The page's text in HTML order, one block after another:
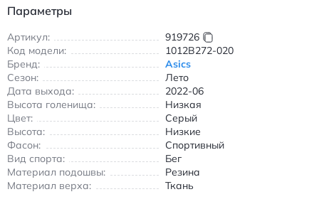
добавляет устойчивость и легкость при беге. Износостойкая
асфальтовых покрытиях. Низкий крой обеспечивает свободу
движений, а анатомическая форма поддерживает свод
стопы. Кроссовки идеально подходят для летнего сезона,
сочетая функциональность и стиль в серых тонах с
фиолетовыми акцентами. Подходят для бега на дорожках,
асфальте и грунтовых трассах, обеспечивая надежное
сцепление и амортизацию. Идеальный выбор для
спортсменов, ценящих инновационные технологии и комфорт
в каждом забеге. Асикс ГЕЛ-КЕЙАНО 29 женские кроссовки
для бега с амортизацией GEL и воздухопроницаемым верхом
серого цвета
Параметры
Артикул:
919726
Код модели:
1012B272-020
Бренд:
Asics
Сезон:
Лето
Дата выхода:
2022-06
Высота голенища:
Низкая
Цвет:
Серый
Высота:
Низкие
Фасон:
Спортивный
Вид спорта:
Бег
Материал подошвы:
Резина
Материал верха:
Ткань